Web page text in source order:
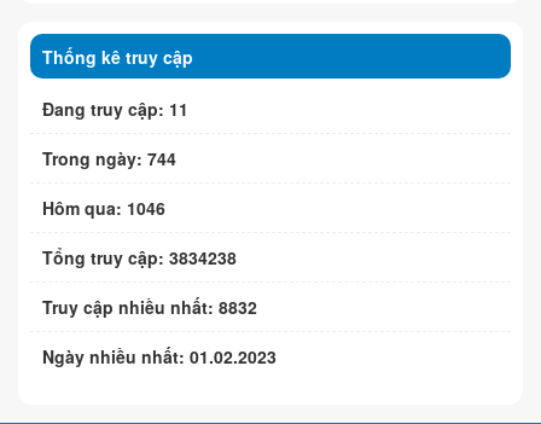
Thống kê truy cập
Đang truy cập: 11
Trong ngày: 744
Hôm qua: 1046
Tổng truy cập: 3834238
Truy cập nhiều nhất: 8832
Ngày nhiều nhất: 01.02.2023